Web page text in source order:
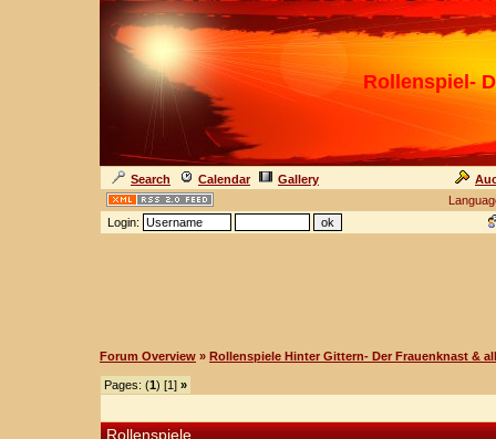
Rollenspiel-
Search Calendar Gallery
Login:
Forum Overview » Rollenspiele Hinter Gittern- Der Frauenknast &
Pages: (1) [1] »
Rollenspiele